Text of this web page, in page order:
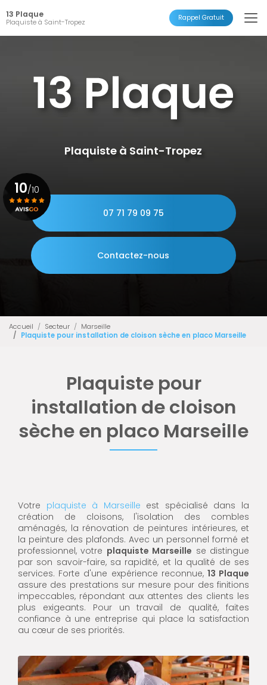
au
contenu
principal
13 Plaque
Plaquiste à Saint-Tropez Rappel Gratuit
Plaquiste à Saint-Tropez
07 71 79 09 75
Contactez-nous
10/10
Voir le certificat
Accueil Secteur
Marseille
Plaquiste pour installation de cloison sèche en placo Marseille
Plaquiste pour
installation de cloison
sèche en placo Marseille
Votre plaquiste à Marseille est spécialisé dans la
création de cloisons, l'isolation des combles
aménagés, la rénovation de peintures intérieures, et
la peinture des plafonds. Avec un personnel formé et
professionnel, votre plaquiste Marseille se distingue
par son savoir-faire, sa rapidité, et la qualité de ses
services. Forte d'une expérience reconnue, 13 Plaque
assure des prestations sur mesure pour des finitions
impeccables, répondant aux attentes des clients les
plus exigeants. Pour un travail de qualité, faites
confiance à une entreprise qui place la satisfaction
au cœur de ses priorités.